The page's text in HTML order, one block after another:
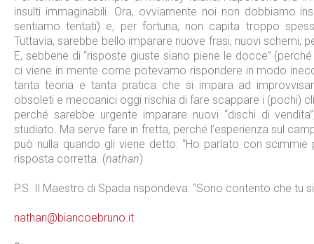
insulti immaginabili. Ora, ovviamente noi non dobbiamo
sentiamo tentati) e, per fortuna, non capita troppo
Tuttavia, sarebbe bello imparare nuove frasi, nuovi schemi,
E, sebbene di “risposte giuste siano piene le docce”
ci viene in mente come potevamo rispondere in modo
tanta teoria e tanta pratica che si impara ad
obsoleti e meccanici oggi rischia di fare scappare i (pochi)
perché sarebbe urgente imparare nuovi “dischi di
studiato. Ma serve fare in fretta, perché l’esperienza sul
può nulla quando gli viene detto: “Ho parlato con
risposta corretta. (nathan)
P.S. Il Maestro di Spada rispondeva: “Sono contento che tu
nathan@biancoebruno.it